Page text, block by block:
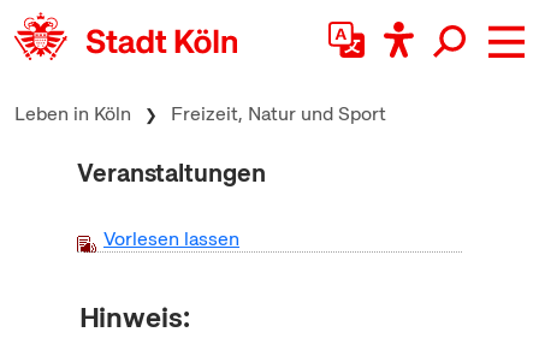
zum Inhalt springen
Leben in Köln Freizeit, Natur und Sport
Veranstaltungen
Vorlesen lassen
Hinweis: